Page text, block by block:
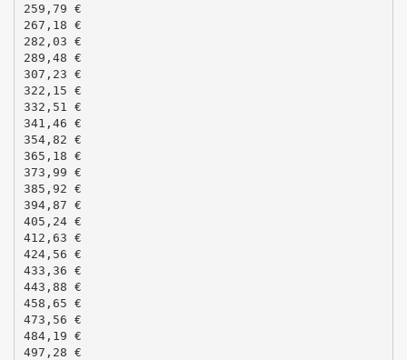
259,79 €
267,18 €
282,03 €
289,48 €
307,23 €
322,15 €
332,51 €
341,46 €
354,82 €
365,18 €
373,99 €
385,92 €
394,87 €
405,24 €
412,63 €
424,56 €
433,36 €
443,88 €
458,65 €
473,56 €
484,19 €
497,28 €